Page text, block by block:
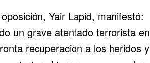
Yair Lapid, manifestó:
un grave atentado terrorista en
recuperación a los heridos y